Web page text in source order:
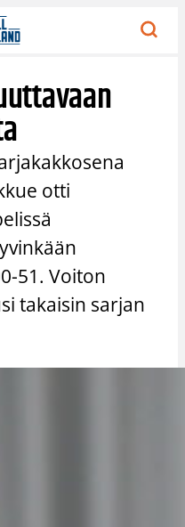
otti
51. Voiton
takaisin sarjan